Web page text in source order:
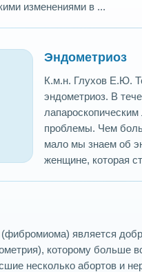
изменениями в ...
Эндометриоз
К.м.н. Глухов Е.Ю.
эндометриоз. В
лапароскопическим
проблемы. Чем
мало мы знаем об
женщине, которая
является
которому больше
несколько абортов и